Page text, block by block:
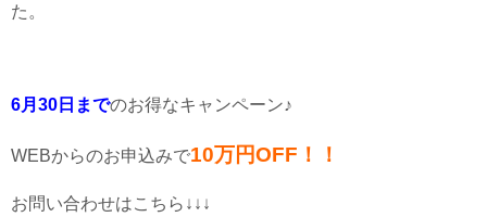
た。
6月30日までのお得なキャンペーン♪
WEBからのお申込みで10万円OFF！！
お問い合わせはこちら↓↓↓